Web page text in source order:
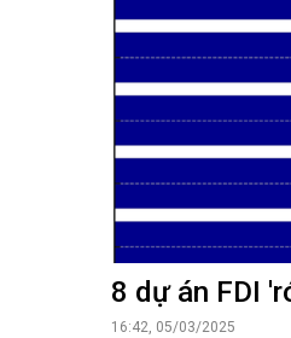
NGHIÊN CỨU -
Kiến giải Nghệ An
CUỘC SỐNG
Cuộc sống thường
8 dự án FDI
16:42, 05/03/2025